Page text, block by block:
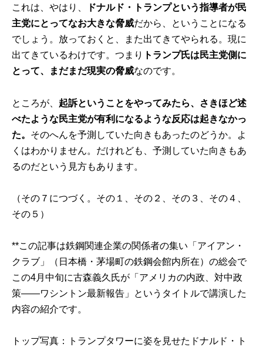
これは、やはり、
ドナルド・トランプという指導者が民
主党にとってなお大きな脅威だから、ということになる
でしょう。放っておくと、また出てきてやられる。現に
出てきているわけです。つまり
トランプ氏は民主党側に
とって、まだまだ現実の脅威なのです。
ところが、 起訴ということをやってみたら、さきほど述
べたような民主党が有利になるような反応は起きなかっ
た。 そのへんを予測していた向きもあったのどうか。よ
くはわかりません。だけれども、予測していた向きもあ
るのだという見方もあります。
（その７につづく。 その１ その２ その３ その４
その５ ）
**この記事は鉄鋼関連企業の関係者の集い「アイアン・
クラブ」（日本橋・茅場町の鉄鋼会館内所在）の総会で
この4月中旬に古森義久氏が「アメリカの内政、対中政
策――ワシントン最新報告」というタイトルで講演した
内容の紹介です。
トップ写真：トランプタワーに姿を見せたドナルド・ト